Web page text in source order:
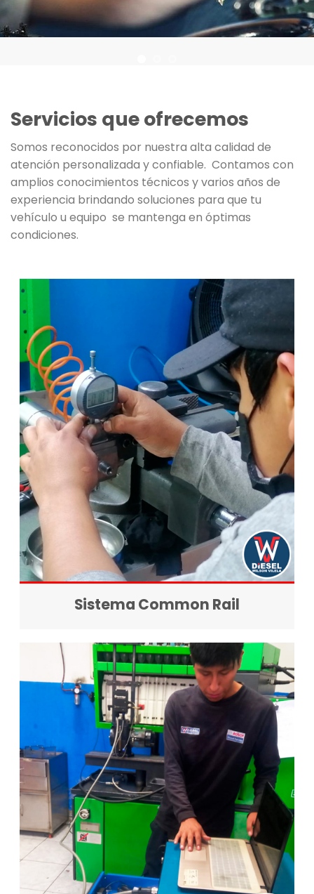
Servicios que ofrecemos
Somos reconocidos por nuestra alta calidad de
atención personalizada y confiable. Contamos con
amplios conocimientos técnicos y varios años de
experiencia brindando soluciones para que tu
vehículo u equipo se mantenga en óptimas
condiciones.
Sistema Common Rail